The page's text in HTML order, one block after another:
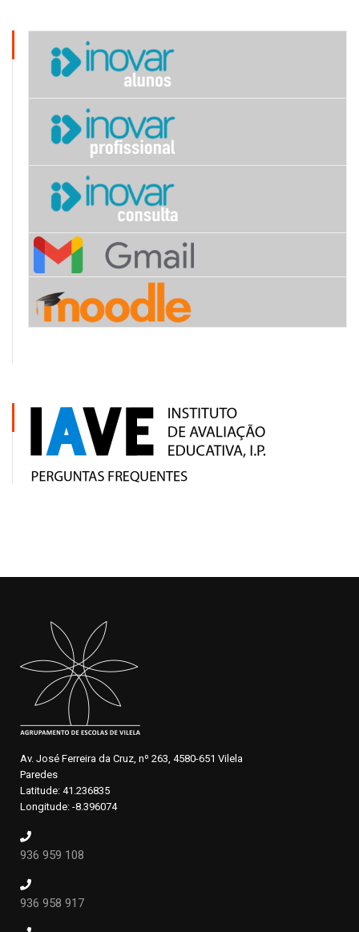
Av. José Ferreira da Cruz, nº 263, 4580-651 Vilela
Paredes
Latitude: 41.236835
Longitude: -8.396074
936 959 108
936 958 917